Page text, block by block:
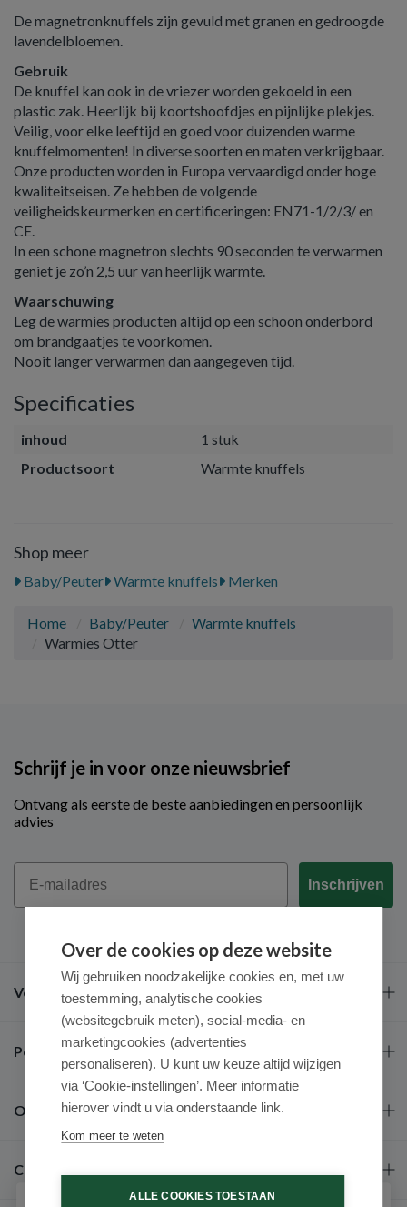
De magnetronknuffels zijn gevuld met granen en gedroogde
lavendelbloemen.
Gebruik
De knuffel kan ook in de vriezer worden gekoeld in een
plastic zak. Heerlijk bij koortshoofdjes en pijnlijke plekjes.
Veilig, voor elke leeftijd en goed voor duizenden warme
knuffelmomenten! In diverse soorten en maten verkrijgbaar.
Onze producten worden in Europa vervaardigd onder hoge
kwaliteitseisen. Ze hebben de volgende
veiligheidskeurmerken en certificeringen: EN71-1/2/3/ en
CE.
In een schone magnetron slechts 90 seconden te verwarmen
geniet je zo’n 2,5 uur van heerlijk warmte.
Waarschuwing
Leg de warmies producten altijd op een schoon onderbord
om brandgaatjes te voorkomen.
Nooit langer verwarmen dan aangegeven tijd.
Specificaties
inhoud
1 stuk
Productsoort
Warmte knuffels
Shop meer
Baby/Peuter Warmte knuffels Merken
Home Baby/Peuter
Warmte knuffels
Warmies Otter
Schrijf je in voor onze nieuwsbrief
Ontvang als eerste de beste aanbiedingen en persoonlijk
advies
Email
Inschrijven
Veel gestelde vragen
Populaire merken
Over ons
Contact
Over de cookies op deze website
Wij gebruiken noodzakelijke cookies en, met uw
toestemming, analytische cookies
(websitegebruik meten), social-media- en
marketingcookies (advertenties
personaliseren). U kunt uw keuze altijd wijzigen
via ‘Cookie-instellingen’. Meer informatie
hierover vindt u via onderstaande link.
Kom meer te weten
ALLE COOKIES TOESTAAN